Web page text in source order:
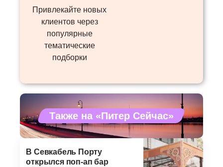
Привлекайте новых
клиентов через
популярные
тематические
подборки
Также на «Питер Сейчас»
В Севкабель Порту
открылся поп-ап бар